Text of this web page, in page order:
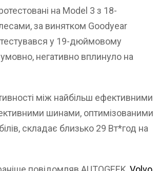
на Model 3 з 18-
за винятком Goodyear
тестувався у 19-дюймовому
негативно вплинуло на
між найбільш ефективними
шинами, оптимізованими
складає близько 29 Вт*год на